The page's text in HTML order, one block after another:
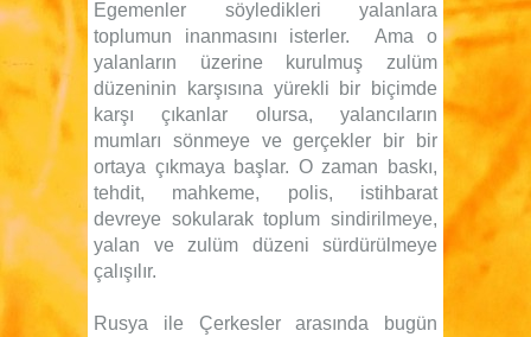
Egemenler söyledikleri yalanlara
toplumun inanmasını isterler. Ama o
yalanların üzerine kurulmuş zulüm
düzeninin karşısına yürekli bir biçimde
karşı çıkanlar olursa, yalancıların
mumları sönmeye ve gerçekler bir bir
ortaya çıkmaya başlar. O zaman baskı,
tehdit, mahkeme, polis, istihbarat
devreye sokularak toplum sindirilmeye,
yalan ve zulüm düzeni sürdürülmeye
çalışılır.
Rusya ile Çerkesler arasında bugün